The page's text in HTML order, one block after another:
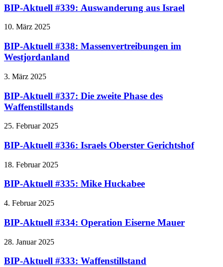
BIP-Aktuell #339: Auswanderung aus Israel
10. März 2025
BIP-Aktuell #338: Massenvertreibungen im
Westjordanland
3. März 2025
BIP-Aktuell #337: Die zweite Phase des
Waffenstillstands
25. Februar 2025
BIP-Aktuell #336: Israels Oberster Gerichtshof
18. Februar 2025
BIP-Aktuell #335: Mike Huckabee
4. Februar 2025
BIP-Aktuell #334: Operation Eiserne Mauer
28. Januar 2025
BIP-Aktuell #333: Waffenstillstand